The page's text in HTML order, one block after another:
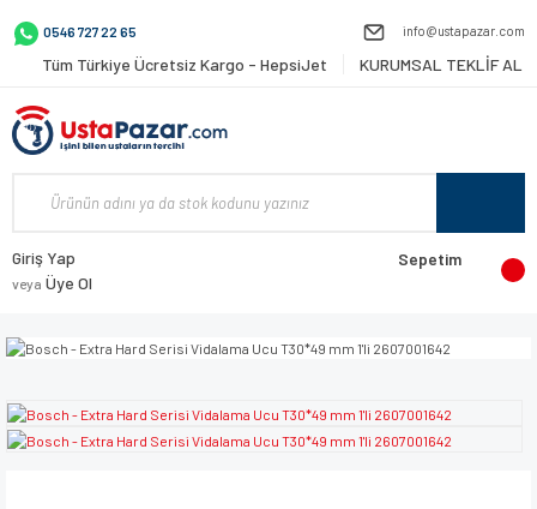
0546 727 22 65 info@ustapazar.com
Tüm Türkiye Ücretsiz Kargo - HepsiJet KURUMSAL TEKLİF AL
Giriş Yap
veya Üye Ol
Sepetim